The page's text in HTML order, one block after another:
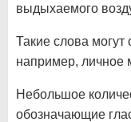
выдыхаемого
Такие слова могут
например, личное
Небольшое
обозначающие